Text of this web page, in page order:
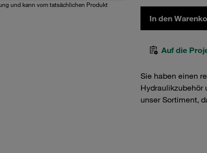
und kann vom tatsächlichen Produkt
In den
Auf die
Sie haben einen
Hydraulikzubehör
unser Sortiment,